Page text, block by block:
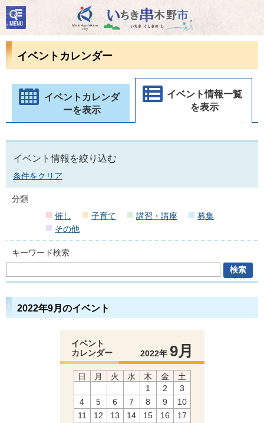
いちき串木野市
検
索・
共通
ューイベントカレンダー
イベントカレンダ
ーを表示
イベント情報一覧
を表示
イベント情報を絞り込む
条件をクリア
分類
催し
子育て 講習・講座
募集
その他
キーワード検索
2022年9月のイベント
イベント
カレンダー
2022年 9月
日 月 火 水 木 金
土
1
2
3
4
5 6 7 8 9
10
11
12 13 14 15 16
17